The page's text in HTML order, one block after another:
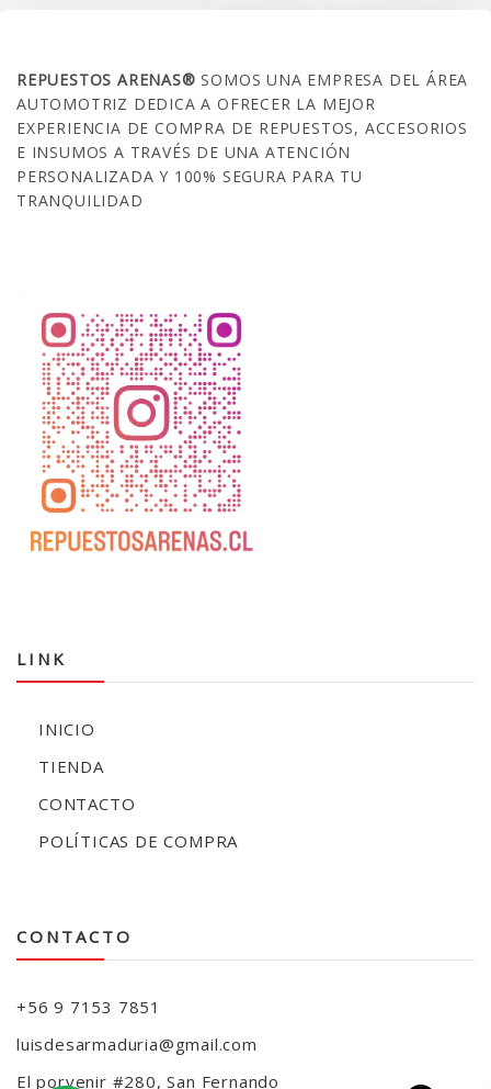
REPUESTOS ARENAS®SOMOS UNA EMPRESA DEL ÁREA
AUTOMOTRIZ DEDICA A OFRECER LA MEJOR
EXPERIENCIA DE COMPRA DE REPUESTOS, ACCESORIOS
E INSUMOS A TRAVÉS DE UNA ATENCIÓN
PERSONALIZADA Y 100% SEGURA PARA TU
TRANQUILIDAD
LINK
INICIO
TIENDA
CONTACTO
POLÍTICAS DE COMPRA
CONTACTO
+56 9 7153 7851
luisdesarmaduria@gmail.com
El porvenir #280, San Fernando